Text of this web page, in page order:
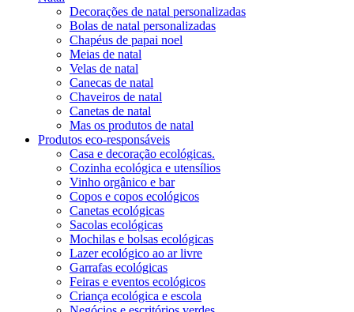
Decorações de natal personalizadas
Bolas de natal personalizadas
Chapéus de papai noel
Meias de natal
Velas de natal
Canecas de natal
Chaveiros de natal
Canetas de natal
Mas os produtos de natal
Produtos eco-responsáveis
Casa e decoração ecológicas.
Cozinha ecológica e utensílios
Vinho orgânico e bar
Copos e copos ecológicos
Canetas ecológicas
Sacolas ecológicas
Mochilas e bolsas ecológicas
Lazer ecológico ao ar livre
Garrafas ecológicas
Feiras e eventos ecológicos
Criança ecológica e escola